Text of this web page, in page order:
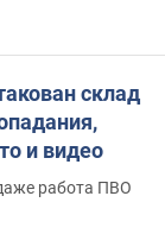
склад
и видео
работа ПВО